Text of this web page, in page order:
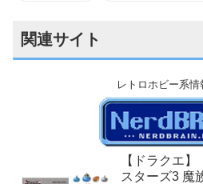
関連サイト
レトロホビー系情
【ドラクエ
スターズ3 魔